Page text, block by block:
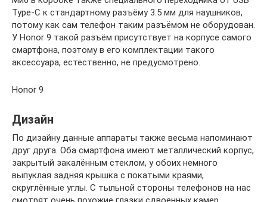
Type-C к стандартному разъёму 3.5 мм для наушников,
потому как сам телефон таким разъёмом не оборудован.
У Honor 9 такой разъём присутствует на корпусе самого
смартфона, поэтому в его комплектации такого
аксессуара, естественно, не предусмотрено.
Honor 9
Дизайн
По дизайну данные аппараты также весьма напоминают
друг друга. Оба смартфона имеют металлический корпус,
закрытый закалённым стеклом, у обоих немного
выпуклая задняя крышка с покатыми краями,
скруглённые углы. С тыльной стороны телефонов на нас